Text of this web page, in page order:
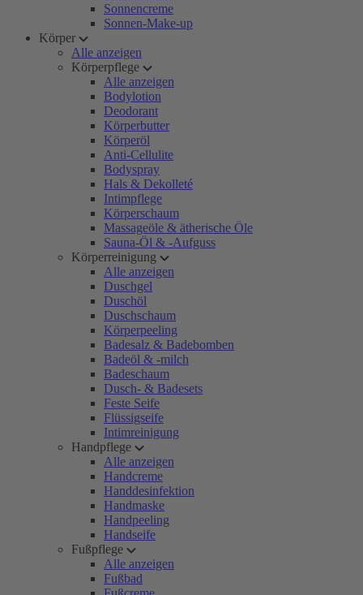
Sonnencreme
Sonnen-Make-up
Körper
Alle anzeigen
Körperpflege
Alle anzeigen
Bodylotion
Deodorant
Körperbutter
Körperöl
Anti-Cellulite
Bodyspray
Hals & Dekolleté
Intimpflege
Körperschaum
Massageöle & ätherische Öle
Sauna-Öl & -Aufguss
Körperreinigung
Alle anzeigen
Duschgel
Duschöl
Duschschaum
Körperpeeling
Badesalz & Badebomben
Badeöl & -milch
Badeschaum
Dusch- & Badesets
Feste Seife
Flüssigseife
Intimreinigung
Handpflege
Alle anzeigen
Handcreme
Handdesinfektion
Handmaske
Handpeeling
Handseife
Fußpflege
Alle anzeigen
Fußbad